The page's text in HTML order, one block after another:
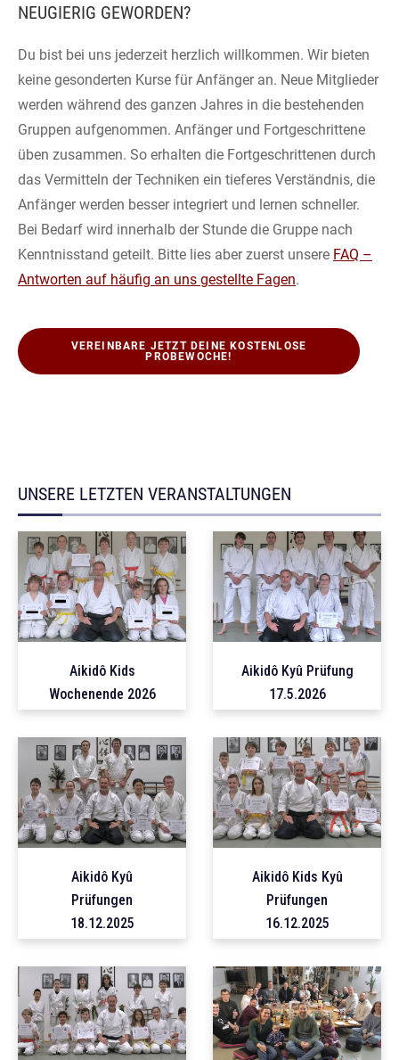
NEUGIERIG GEWORDEN?
Du bist bei uns jederzeit herzlich willkommen. Wir bieten
keine gesonderten Kurse für Anfänger an. Neue Mitglieder
werden während des ganzen Jahres in die bestehenden
Gruppen aufgenommen. Anfänger und Fortgeschrittene
üben zusammen. So erhalten die Fortgeschrittenen durch
das Vermitteln der Techniken ein tieferes Verständnis, die
Anfänger werden besser integriert und lernen schneller.
Bei Bedarf wird innerhalb der Stunde die Gruppe nach
Kenntnisstand geteilt. Bitte lies aber zuerst unsere FAQ –
Antworten auf häufig an uns gestellte Fagen.
VEREINBARE JETZT DEINE KOSTENLOSE
PROBEWOCHE!
UNSERE LETZTEN VERANSTALTUNGEN
Aikidô Kids
Wochenende 2026
Aikidô Kyû Prüfung
17.5.2026
Aikidô Kyû
Prüfungen
18.12.2025
Aikidô Kids Kyû
Prüfungen
16.12.2025